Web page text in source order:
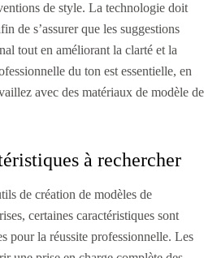
de style. La technologie doit
de s’assurer que les suggestions
tout en améliorant la clarté et la
du ton est essentielle, en
avec des matériaux de modèle de
à rechercher
de création de modèles de
certaines caractéristiques sont
pour la réussite professionnelle. Les